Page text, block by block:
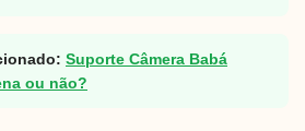
Suporte Câmera Babá
ou não?